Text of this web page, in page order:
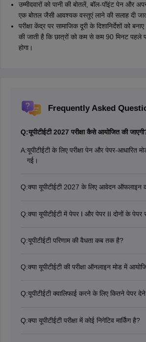
उम्मीदवारों को पानी की बोतलें, बॉल-पॉइंट पेन और
एक बोतल जैसी आवश्यक वस्तुएं लाने की सलाह दी
परीक्षा केंद्र पर सामाजिक दूरी के दिशानिर्देशों को
की जाती है कि छात्रों को कम से कम 90 मिनट पहले
होगा।
Frequently Asked
Q:यूपीटीईटी 2027 परीक्षा कैसे आयोजित की
A:यूपीटीईटी के लिए परीक्षा पेन और पेपर-आधारित
गई।
Q:क्या यूपीटीईटी 2027 के लिए आवेदन ऑफलाइन
Q:क्या यूपीटीईटी में पेपर I और पेपर II दोनों के पेपर
II इलिमेंट्री स्तर के लिए आयोजित किया जाता है।
Q:यूपीटीईटी परिणाम की वैधता कब तक है?
Q:क्या यूपीटीईटी की परीक्षा ऑनलाइन मोड में
जाती है।
Q:यूपीटीईटी क्वालिफाई करने के लिए कितने पेपर
पेपर 2 उत्तीर्ण करना होगा। पेपर 1 और 2 उन
Q:क्या यूपीटीईटी परीक्षा में कोई निगेटिव मार्किंग है?